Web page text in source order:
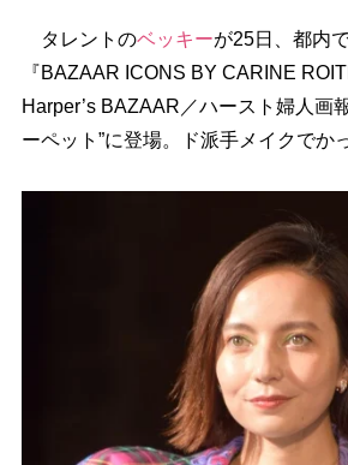
タレントのベッキーが25日、都内
『BAZAAR ICONS BY CARINE
Harper’s BAZAAR／ハースト婦人画
ーペット”に登場。ド派手メイクでか